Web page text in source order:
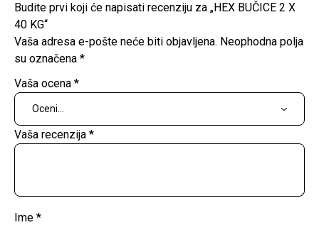
Budite prvi koji će napisati recenziju za „HEX BUČICE 2 X
40 KG“
Vaša adresa e-pošte neće biti objavljena. Neophodna polja
su označena *
Vaša ocena *
Vaša recenzija *
Ime *